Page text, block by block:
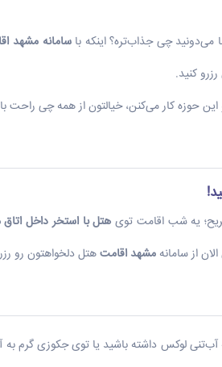
می‌دونید چی جذاب‌تره؟ اینکه باسامانه مشهد
کنید.
یه شب اقامت توی هتل با استخر داخل
از سامانه مشهد اقامتهتل دلخواهتون رو
لوکس داشته باشید یا توی جکوزی گرم